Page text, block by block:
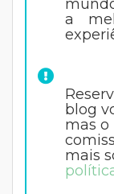
a
blog
mas
mais